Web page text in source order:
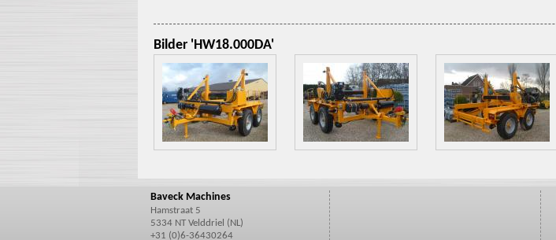
Bilder 'HW18.000DA'
Baveck Machines
Hamstraat 5
5334 NT Velddriel (NL)
+31 (0)6-36430264